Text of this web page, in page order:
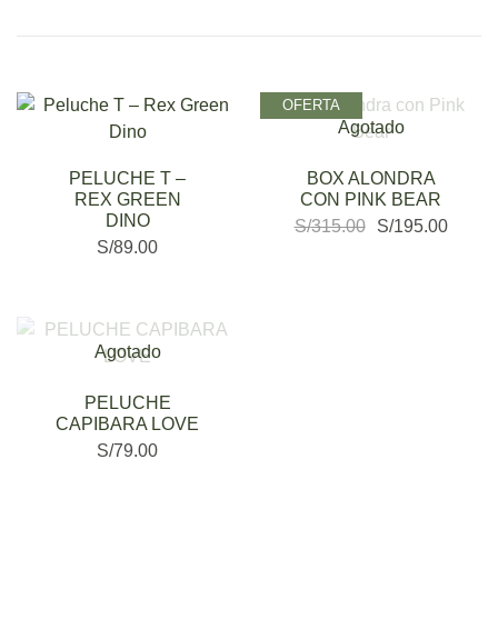
PELUCHE T –
REX GREEN
DINO
S/89.00
OFERTA
Agotado
BOX ALONDRA
CON PINK BEAR
S/315.00 S/195.00
Agotado
PELUCHE
CAPIBARA LOVE
S/79.00